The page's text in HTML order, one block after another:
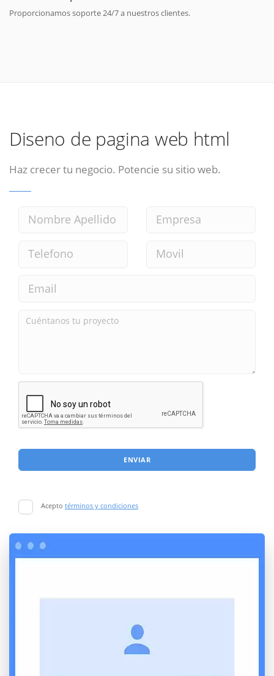
Proporcionamos soporte 24/7 a nuestros clientes.
Diseno de pagina web html
Haz crecer tu negocio. Potencie su sitio web.
ENVIAR
Acepto términos y condiciones